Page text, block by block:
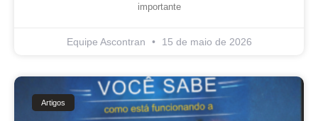
importante
Equipe Ascontran 15 de maio de 2026
Artigos